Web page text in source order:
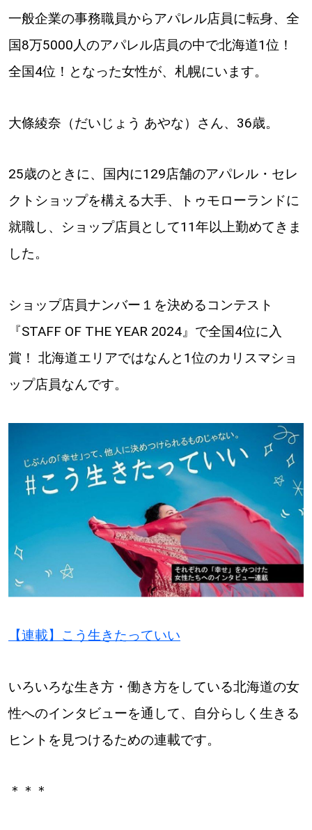
北海道で暮らす、あなたとつくる、
明日への”きっかけ”WEBマガジン
道南
道央
KEYWORD キーワード
Sitakke編集部あい
【暮らしの知恵を身につけたい】
【まったり楽しみたい】 札幌市
【道北のお気に入りを見つけたい】
【道東のお気に入りを見つけたい】
一般企業の事務職員からアパレル店員に転身、全
国8万5000人のアパレル店員の中で北海道1位！
全国4位！となった女性が、札幌にいます。
大條綾奈（だいじょう あやな）さん、36歳。
25歳のときに、国内に129店舗のアパレル・セレ
クトショップを構える大手、トゥモローランドに
就職し、ショップ店員として11年以上勤めてきま
した。
ショップ店員ナンバー１を決めるコンテスト
『STAFF OF THE YEAR 2024』で全国4位に入
賞！ 北海道エリアではなんと1位のカリスマショ
ップ店員なんです。
【連載】こう生きたっていい
いろいろな生き方・働き方をしている北海道の女
性へのインタビューを通して、自分らしく生きる
ヒントを見つけるための連載です。
＊＊＊